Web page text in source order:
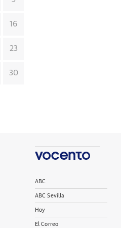
16
23
30
ABC
ABC Sevilla
Hoy
El Correo